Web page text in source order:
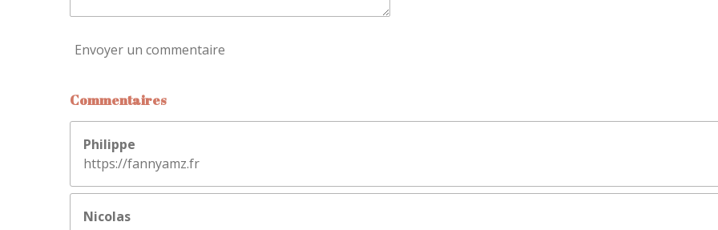
Envoyer un commentaire
Commentaires
Philippe
https://fannyamz.fr
Nicolas